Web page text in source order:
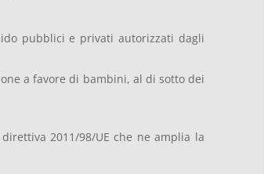
pubblici e privati autorizzati dagli
a favore di bambini, al di sotto dei
2011/98/UE che ne amplia la